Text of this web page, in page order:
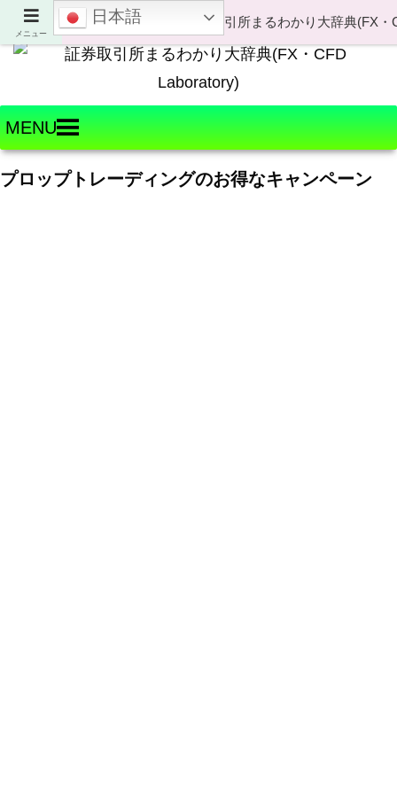
Welcome to FX・CFD Laboratory!
MENU
プロップトレーディングのお得なキャンペーン
メニュー
日本語